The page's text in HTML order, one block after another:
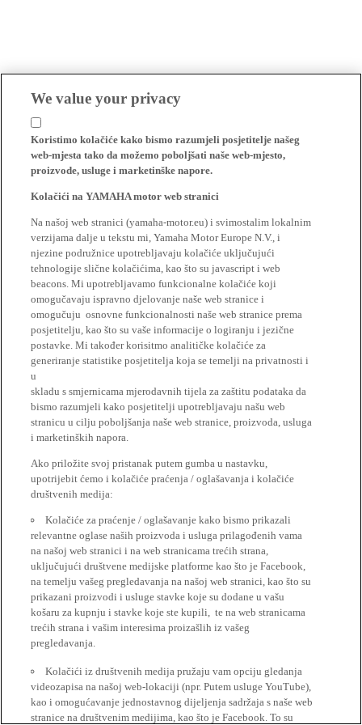
We value your privacy
Koristimo kolačiće kako bismo razumjeli posjetitelje našeg
web-mjesta tako da možemo poboljšati naše web-mjesto,
proizvode, usluge i marketinške napore.
Kolačići na YAMAHA motor web stranici
Na našoj web stranici (yamaha-motor.eu) i svimostalim lokalnim
verzijama dalje u tekstu mi, Yamaha Motor Europe N.V., i
njezine podružnice upotrebljavaju kolačiće uključujući
tehnologije slične kolačićima, kao što su javascript i web
beacons. Mi upotrebljavamo funkcionalne kolačiće koji
omogučavaju ispravno djelovanje naše web stranice i
omogučuju osnovne funkcionalnosti naše web stranice prema
posjetitelju, kao što su vaše informacije o logiranju i jezične
postavke. Mi također korisitmo analitičke kolačiće za
generiranje statistike posjetitelja koja se temelji na privatnosti i
u
skladu s smjernicama mjerodavnih tijela za zaštitu podataka da
bismo razumjeli kako posjetitelji upotrebljavaju našu web
stranicu u cilju poboljšanja naše web stranice, proizvoda, usluga
i marketinških napora.
Ako priložite svoj pristanak putem gumba u nastavku,
upotrijebit ćemo i kolačiće praćenja / oglašavanja i kolačiće
društvenih medija:
Kolačiće za praćenje / oglašavanje kako bismo prikazali
relevantne oglase naših proizvoda i usluga prilagođenih vama
na našoj web stranici i na web stranicama trećih strana,
uključujući društvene medijske platforme kao što je Facebook,
na temelju vašeg pregledavanja na našoj web stranici, kao što su
prikazani proizvodi i usluge stavke koje su dodane u vašu
košaru za kupnju i stavke koje ste kupili, te na web stranicama
trećih strana i vašim interesima proizašlih iz vašeg
pregledavanja.
Kolačići iz društvenih medija pružaju vam opciju gledanja
videozapisa na našoj web-lokaciji (npr. Putem usluge YouTube),
kao i omogućavanje jednostavnog dijeljenja sadržaja s naše web
stranice na društvenim medijima, kao što je Facebook. To su